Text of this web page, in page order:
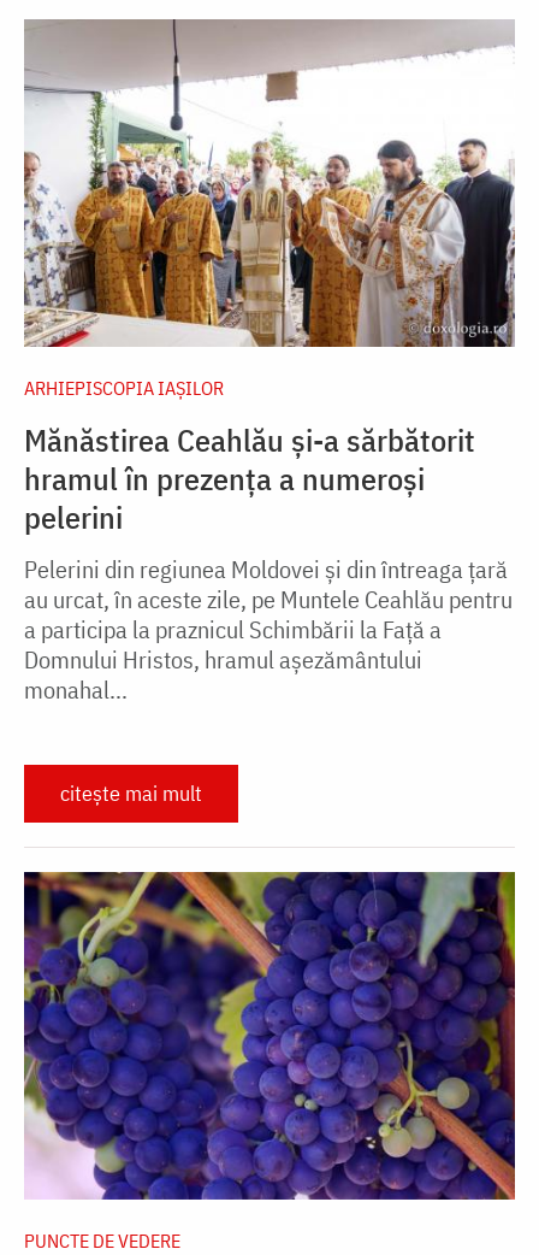
ARHIEPISCOPIA IAŞILOR
Mănăstirea Ceahlău și-a sărbătorit
hramul în prezența a numeroși
pelerini
Pelerini din regiunea Moldovei și din întreaga țară
au urcat, în aceste zile, pe Muntele Ceahlău pentru
a participa la praznicul Schimbării la Față a
Domnului Hristos, hramul așezământului
monahal...
citește mai mult
PUNCTE DE VEDERE